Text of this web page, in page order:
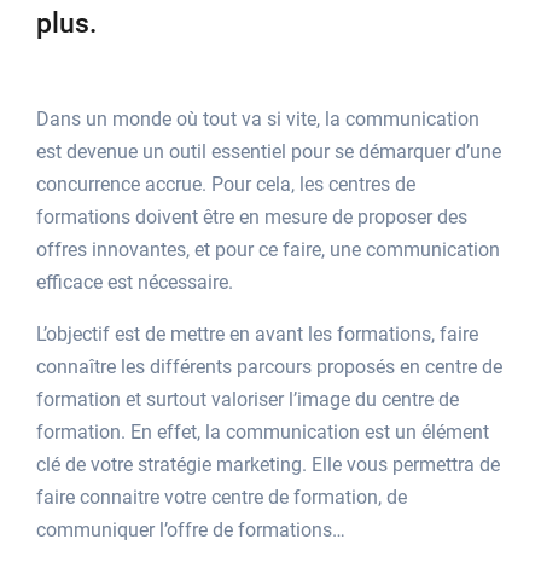
plus.
Dans un monde où tout va si vite, la communication
est devenue un outil essentiel pour se démarquer d’une
concurrence accrue. Pour cela, les centres de
formations doivent être en mesure de proposer des
offres innovantes, et pour ce faire, une communication
efficace est nécessaire.
L’objectif est de mettre en avant les formations, faire
connaître les différents parcours proposés en centre de
formation et surtout valoriser l’image du centre de
formation. En effet, la communication est un élément
clé de votre stratégie marketing. Elle vous permettra de
faire connaitre votre centre de formation, de
communiquer l’offre de formations…